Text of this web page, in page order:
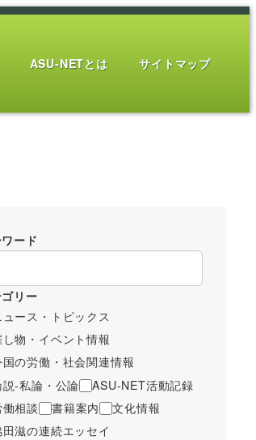
ASU-NETとは サイトマップ
ード
リー
ース・トピックス
し物・イベント情報
国の労働・社会関連情報
説-私論・公論
ASU-NET活動記録
相談
書籍案内
文化情報
滋の連続エッセイ